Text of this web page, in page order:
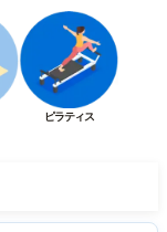
ピラティス